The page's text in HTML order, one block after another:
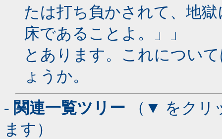
たは打ち負かされて、地
床であることよ。」」
とあります。これについ
ょうか。
- 関連一覧ツリー （▼ をクリ
ます）